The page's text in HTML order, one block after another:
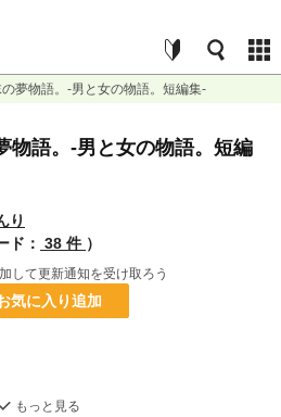
夢物語。-男と女の物語。短編集-
物語。-男と女の物語。短編
り
ド： 38 件 ）
して更新通知を受け取ろう
気に入り追加